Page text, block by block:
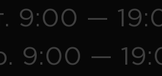
9:00 —
9:00 —